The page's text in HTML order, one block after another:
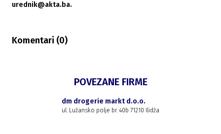
urednik@akta.ba.
Komentari (0)
POVEZANE FIRME
dm drogerie markt d.o.o.
ul. Lužansko polje br. 40b 71210 Ilidža